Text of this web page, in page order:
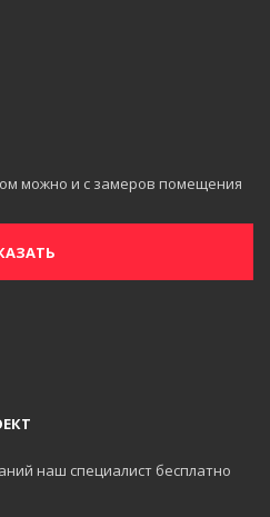
можно и с замеров помещения
наш специалист бесплатно